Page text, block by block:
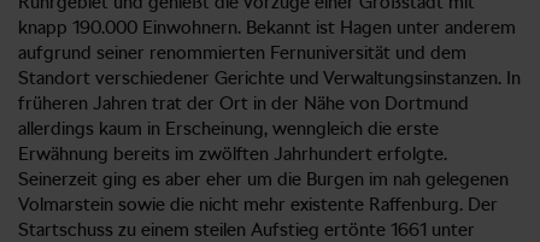
knapp 190.000 Einwohnern. Bekannt ist Hagen unter anderem
aufgrund seiner renommierten Fernuniversität und dem
Standort verschiedener Gerichte und Verwaltungsinstanzen. In
früheren Jahren trat der Ort in der Nähe von Dortmund
allerdings kaum in Erscheinung, wenngleich die erste
Erwähnung bereits im zwölften Jahrhundert erfolgte.
Seinerzeit ging es aber eher um die Burgen im nah gelegenen
Volmarstein sowie die nicht mehr existente Raffenburg. Der
Startschuss zu einem steilen Aufstieg ertönte 1661 unter